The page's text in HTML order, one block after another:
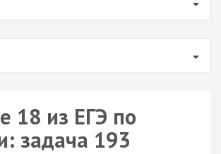
18 из ЕГЭ по
задача 193